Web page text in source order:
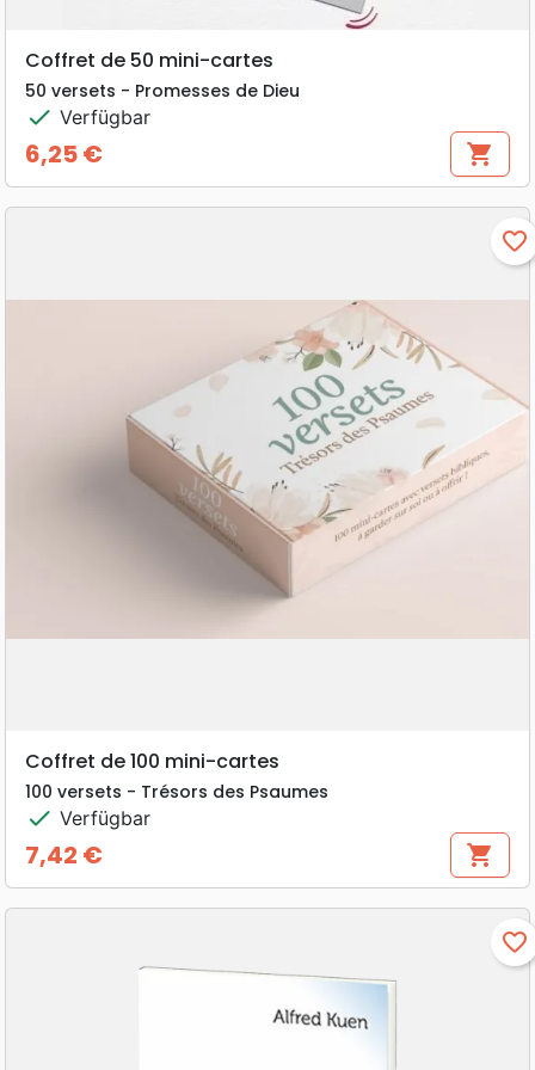
Coffret de 50 mini-cartes
50 versets - Promesses de Dieu
check Verfügbar
Preis
6,25 € shopping_cart
favorite_border
Coffret de 100 mini-cartes
100 versets - Trésors des Psaumes
check Verfügbar
Preis
7,42 € shopping_cart
favorite_border